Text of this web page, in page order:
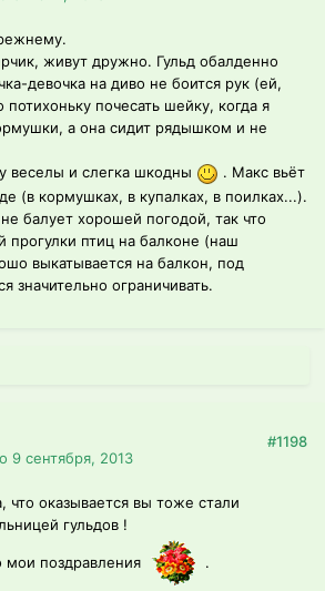
живут дружно. Гульд обалденно
девочка на диво не боится рук (ей,
почесать шейку, когда я
а она сидит рядышком и не
и слегка шкодны
. Макс вьёт
(в кормушках, в купалках, в поилках...).
балует хорошей погодой, так что
птиц на балконе (наш
выкатывается на балкон, под
значительно ограничивать.
9 сентября, 2013
#1198
что оказывается вы тоже стали
гульдов !
мои поздравления .